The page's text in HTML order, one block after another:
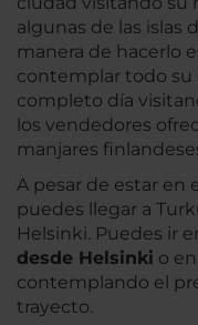
algunas de las islas
manera de hacerlo
contemplar todo su
completo día
los vendedores
manjares
A pesar de estar en
puedes llegar a
Helsinki. Puedes ir
desde Helsinki o
contemplando el
trayecto.